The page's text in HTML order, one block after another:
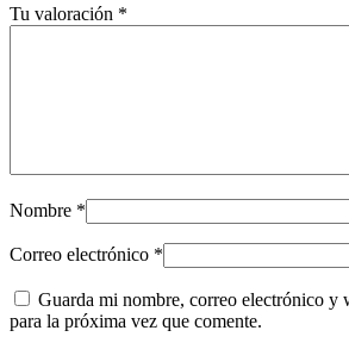
Tu valoración *
Nombre *
Correo electrónico *
Guarda mi nombre, correo electrónico y
para la próxima vez que comente.